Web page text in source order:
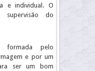
e individual. O
supervisão do
formada pelo
e por um
ser um bom